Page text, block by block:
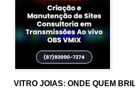
VITRO JOIAS: ONDE QUEM